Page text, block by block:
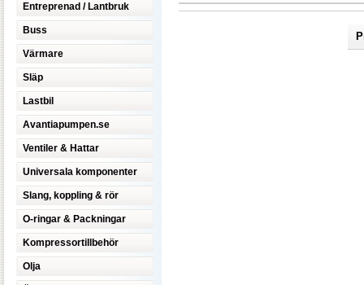
Entreprenad / Lantbruk
Buss
Värmare
Släp
Lastbil
Avantiapumpen.se
Ventiler & Hattar
Universala komponenter
Slang, koppling & rör
O-ringar & Packningar
Kompressortillbehör
Olja